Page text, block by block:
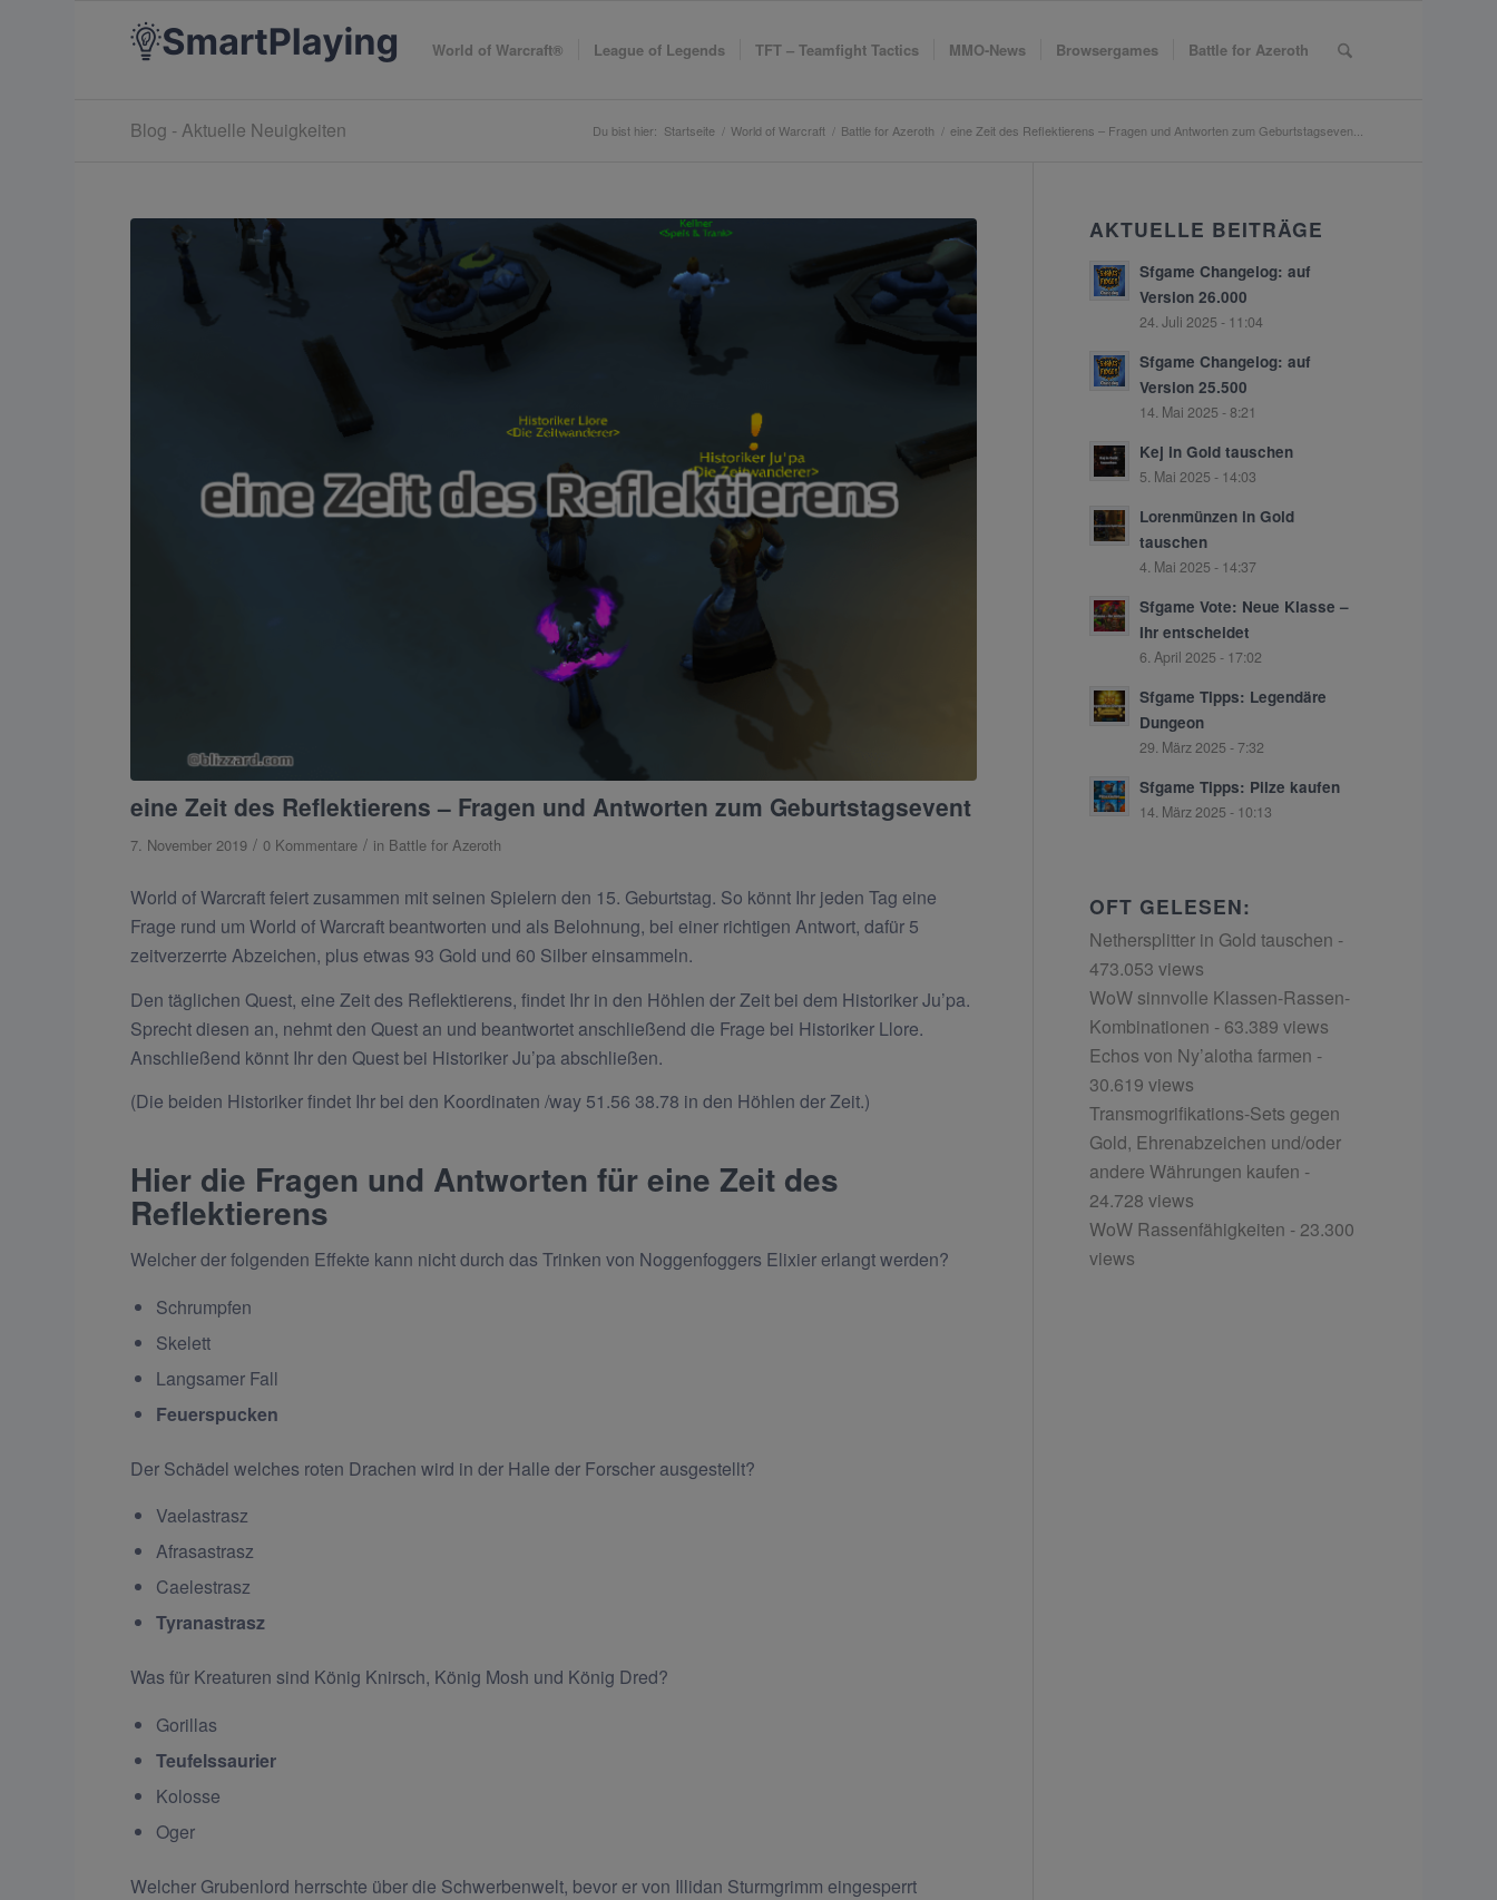
World of Warcraft® League of Legends TFT – Teamfight Tactics MMO-News Browsergames Battle for Azeroth
Blog - Aktuelle Neuigkeiten Du bist hier: Startseite / World of Warcraft / Battle for Azeroth / eine Zeit des Reflektierens – Fragen und Antworten zum Geburtstagseven...
eine Zeit des Reflektierens – Fragen und Antworten zum Geburtstagsevent
7. November 2019 / 0 Kommentare / in Battle for Azeroth
World of Warcraft feiert zusammen mit seinen Spielern den 15. Geburtstag. So könnt Ihr jeden Tag eine
Frage rund um World of Warcraft beantworten und als Belohnung, bei einer richtigen Antwort, dafür 5
zeitverzerrte Abzeichen, plus etwas 93 Gold und 60 Silber einsammeln.
Den täglichen Quest, eine Zeit des Reflektierens, findet Ihr in den Höhlen der Zeit bei dem Historiker Ju’pa.
Sprecht diesen an, nehmt den Quest an und beantwortet anschließend die Frage bei Historiker Llore.
Anschließend könnt Ihr den Quest bei Historiker Ju’pa abschließen.
(Die beiden Historiker findet Ihr bei den Koordinaten /way 51.56 38.78 in den Höhlen der Zeit.)
Hier die Fragen und Antworten für eine Zeit des
Reflektierens
Welcher der folgenden Effekte kann nicht durch das Trinken von Noggenfoggers Elixier erlangt werden?
Schrumpfen
Skelett
Langsamer Fall
Feuerspucken
Der Schädel welches roten Drachen wird in der Halle der Forscher ausgestellt?
Vaelastrasz
Afrasastrasz
Caelestrasz
Tyranastrasz
Was für Kreaturen sind König Knirsch, König Mosh und König Dred?
Gorillas
Teufelssaurier
Kolosse
Oger
Welcher Grubenlord herrschte über die Schwerbenwelt, bevor er von Illidan Sturmgrimm eingesperrt
AKTUELLE BEITRÄGE
Sfgame Changelog: auf
Version 26.000
24. Juli 2025 - 11:04
Sfgame Changelog: auf
Version 25.500
14. Mai 2025 - 8:21
Kej in Gold tauschen
5. Mai 2025 - 14:03
Lorenmünzen in Gold
tauschen
4. Mai 2025 - 14:37
Sfgame Vote: Neue Klasse –
Ihr entscheidet
6. April 2025 - 17:02
Sfgame Tipps: Legendäre
Dungeon
29. März 2025 - 7:32
Sfgame Tipps: Pilze kaufen
14. März 2025 - 10:13
OFT GELESEN:
Nethersplitter in Gold tauschen -
473.053 views
WoW sinnvolle Klassen-Rassen-
Kombinationen - 63.389 views
Echos von Ny’alotha farmen -
30.619 views
Transmogrifikations-Sets gegen
Gold, Ehrenabzeichen und/oder
andere Währungen kaufen -
24.728 views
WoW Rassenfähigkeiten - 23.300
views